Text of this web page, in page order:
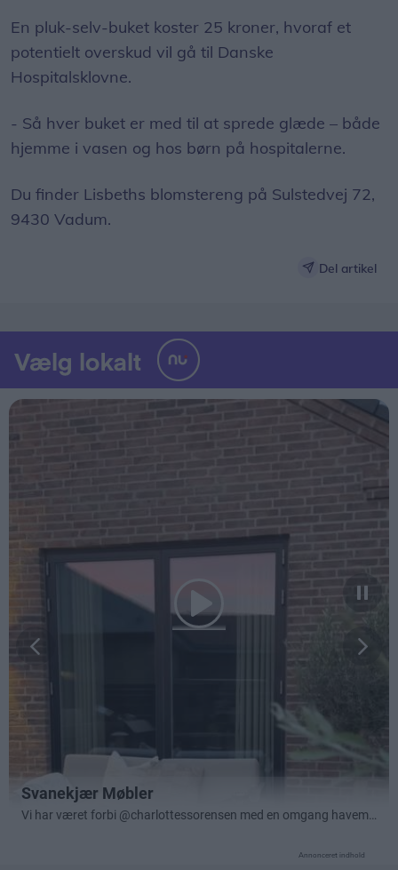
En pluk-selv-buket koster 25 kroner, hvoraf et
potentielt overskud vil gå til Danske
Hospitalsklovne.
- Så hver buket er med til at sprede glæde – både
hjemme i vasen og hos børn på hospitalerne.
Du finder Lisbeths blomstereng på Sulstedvej 72,
9430 Vadum.
Del artikel
Annonceret indhold